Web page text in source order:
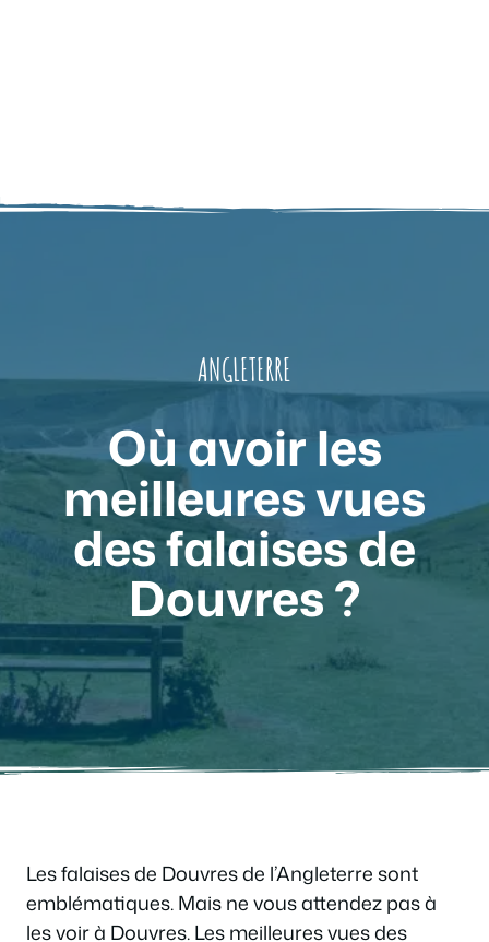
ANGLETERRE
Où avoir les
meilleures vues
des falaises de
Douvres ?
Les falaises de Douvres de l’Angleterre sont
emblématiques. Mais ne vous attendez pas à
les voir à Douvres. Les meilleures vues des